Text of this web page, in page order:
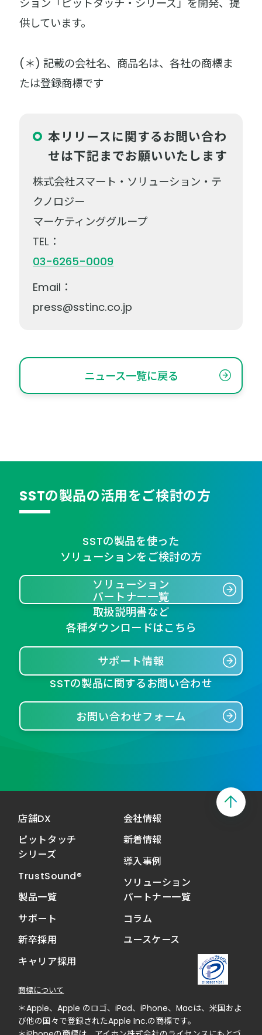
ション「ピットタッチ・シリーズ」を開発、提
供しています。
(＊) 記載の会社名、商品名は、各社の商標ま
たは登録商標です
本リリースに関するお問い合わ
せは下記までお願いいたします
株式会社スマート・ソリューション・テ
クノロジー
マーケティンググループ
TEL：
03-6265-0009
Email：
press@sstinc.co.jp
ニュース一覧に戻る
SSTの製品の活用をご検討の方
SSTの製品を使った
ソリューションをご検討の方
ソリューション
パートナー一覧
取扱説明書など
各種ダウンロードはこちら
サポート情報
SSTの製品に関するお問い合わせ
お問い合わせフォーム
店舗DX
ピットタッチ
シリーズ
TrustSound®
製品一覧
サポート
新卒採用
キャリア採用
会社情報
新着情報
導入事例
ソリューション
パートナー一覧
コラム
ユースケース
商標について
＊Apple、Apple のロゴ、iPad、iPhone、Macは、米国およ
び他の国々で登録されたApple Inc.の商標です。